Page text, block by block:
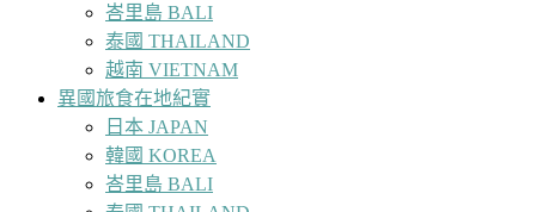
峇里島 BALI
泰國 THAILAND
越南 VIETNAM
異國旅食在地紀實
日本 JAPAN
韓國 KOREA
峇里島 BALI